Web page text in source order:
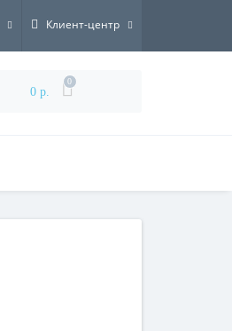
Клиент-центр
0 р.
0